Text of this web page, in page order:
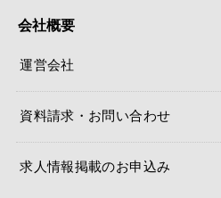
会社概要
運営会社
資料請求・お問い合わせ
求人情報掲載のお申込み